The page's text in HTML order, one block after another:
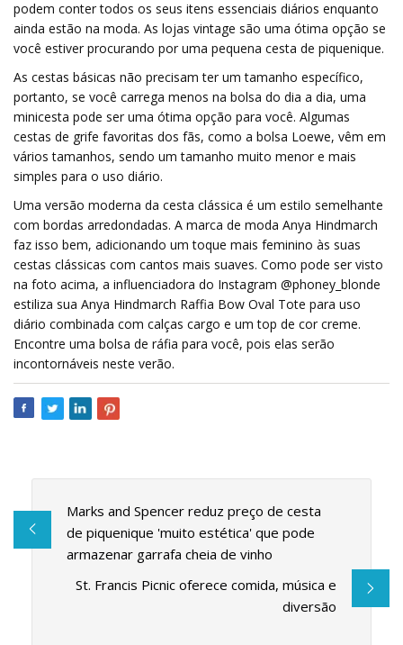
podem conter todos os seus itens essenciais diários enquanto
ainda estão na moda. As lojas vintage são uma ótima opção se
você estiver procurando por uma pequena cesta de piquenique.
As cestas básicas não precisam ter um tamanho específico,
portanto, se você carrega menos na bolsa do dia a dia, uma
minicesta pode ser uma ótima opção para você. Algumas
cestas de grife favoritas dos fãs, como a bolsa Loewe, vêm em
vários tamanhos, sendo um tamanho muito menor e mais
simples para o uso diário.
Uma versão moderna da cesta clássica é um estilo semelhante
com bordas arredondadas. A marca de moda Anya Hindmarch
faz isso bem, adicionando um toque mais feminino às suas
cestas clássicas com cantos mais suaves. Como pode ser visto
na foto acima, a influenciadora do Instagram @phoney_blonde
estiliza sua Anya Hindmarch Raffia Bow Oval Tote para uso
diário combinada com calças cargo e um top de cor creme.
Encontre uma bolsa de ráfia para você, pois elas serão
incontornáveis ​​neste verão.
Marks and Spencer reduz preço de cesta
de piquenique 'muito estética' que pode
armazenar garrafa cheia de vinho
St. Francis Picnic oferece comida, música e
diversão